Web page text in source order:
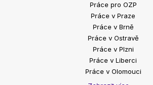
Práce pro OZP
Práce v Praze
Práce v Brně
Práce v Ostravě
Práce v Plzni
Práce v Liberci
Práce v Olomouci